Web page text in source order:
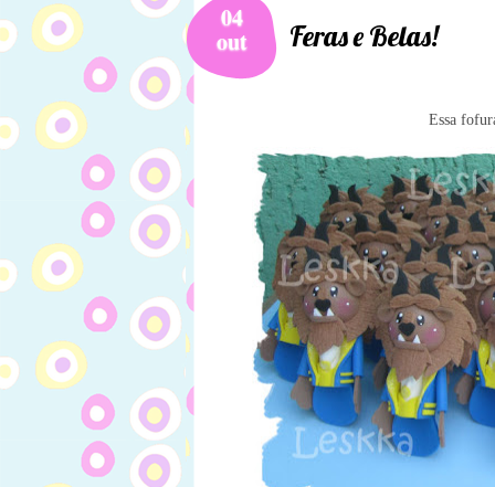
04
out Feras e Belas!
Essa